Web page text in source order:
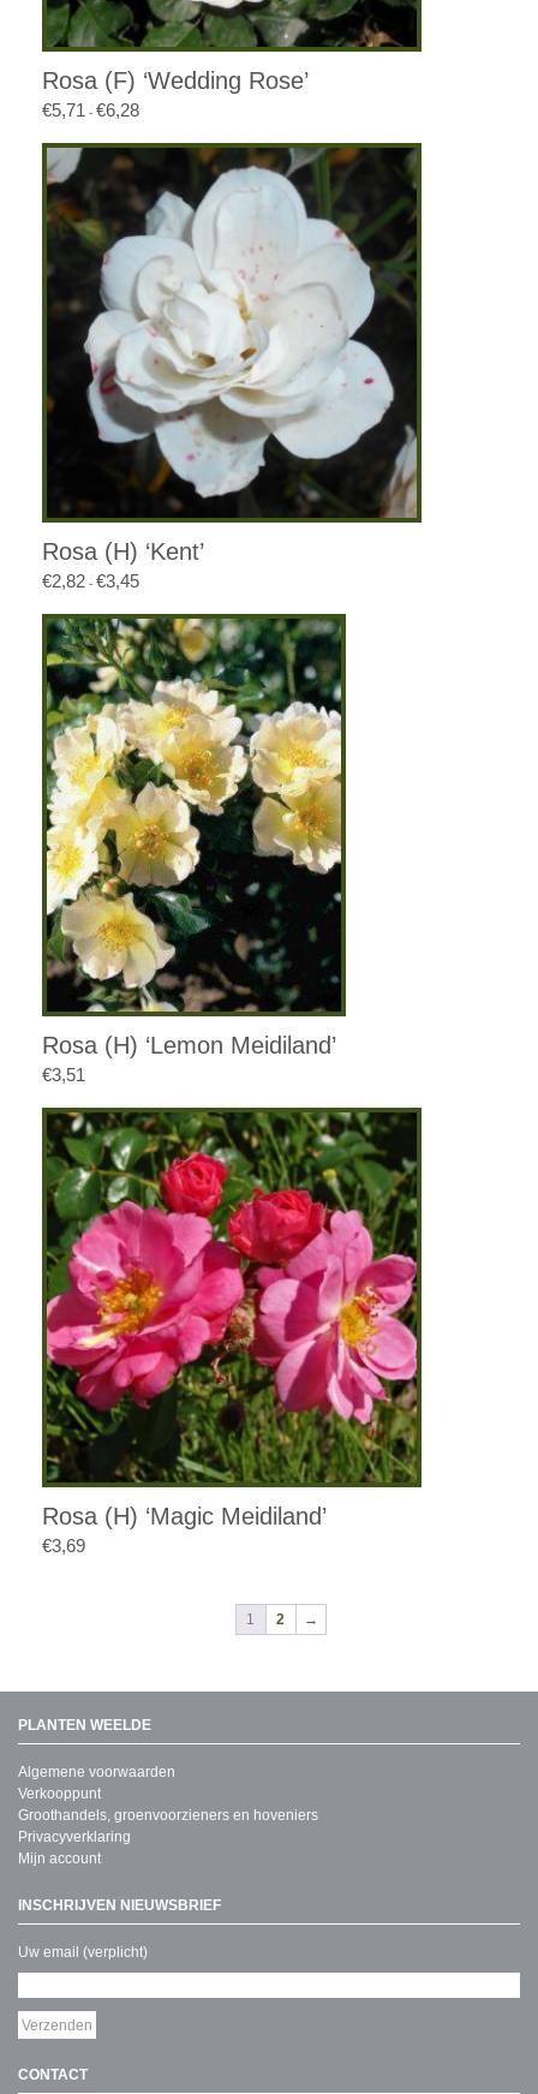
Rosa (F) ‘Wedding Rose’
€5,71 - €6,28Prijsklasse:
€6,28
Rosa (H) ‘Kent’
€2,82 - €3,45Prijsklasse:
tot
€3,45
Rosa (H) ‘Lemon Meidiland’
€3,51
Rosa (H) ‘Magic Meidiland’
€3,69
1 2 →
PLANTEN WEELDE
Algemene voorwaarden
Verkooppunt
Groothandels, groenvoorzieners en hoveniers
Privacyverklaring
Mijn account
INSCHRIJVEN NIEUWSBRIEF
Uw email (verplicht)
CONTACT